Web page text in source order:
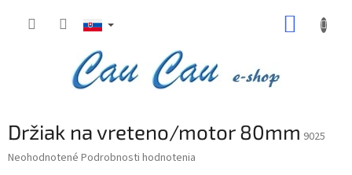
Držiak na vreteno/motor 80mm 9025
Priemerné
Neohodnotené Podrobnosti hodnotenia